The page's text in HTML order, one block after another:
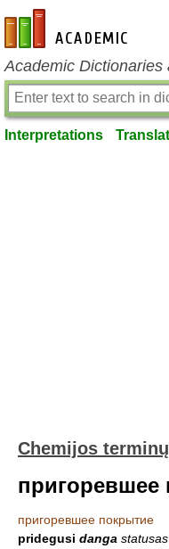
en-academic.com
Academic Dictionaries
Interpretations
Chemijos
пригоревшее
пригоревшее покрытие
pridegusi danga statusas